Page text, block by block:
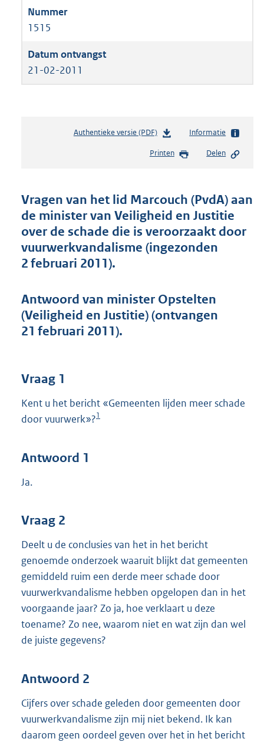
1515
21-02-2011
Authentieke versie (PDF)b
s
d
s
g
r
o
t
e
:
Informatie
Printen Delen
Vragen van het lid Marcouch (PvdA) aan
de minister van Veiligheid en Justitie
over de schade die is veroorzaakt door
vuurwerkvandalisme (ingezonden
2 februari 2011).
Antwoord van minister Opstelten
(Veiligheid en Justitie) (ontvangen
21 februari 2011).
Vraag 1
Kent u het bericht «Gemeenten lijden meer schade
door vuurwerk»?1
Antwoord 1
Ja.
Vraag 2
Deelt u de conclusies van het in het bericht
genoemde onderzoek waaruit blijkt dat gemeenten
gemiddeld ruim een derde meer schade door
vuurwerkvandalisme hebben opgelopen dan in het
voorgaande jaar? Zo ja, hoe verklaart u deze
toename? Zo nee, waarom niet en wat zijn dan wel
de juiste gegevens?
Antwoord 2
Cijfers over schade geleden door gemeenten door
vuurwerkvandalisme zijn mij niet bekend. Ik kan
daarom geen oordeel geven over het in het bericht